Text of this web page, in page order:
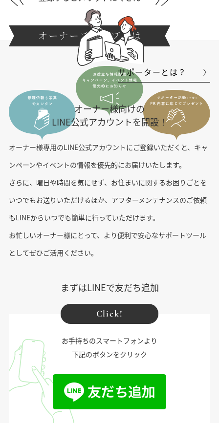
サポーターとは？
オーナー様向けの
LINE公式アカウントを開設！
オーナー様専用のLINE公式アカウントにご登録いただくと、キャ
ンペーンやイベントの情報を優先的にお届けいたします。
さらに、曜日や時間を気にせず、お住まいに関するお困りごとを
いつでもお送りいただけるほか、 アフターメンテナンスのご依頼
もLINEからいつでも簡単に行っていただけます。
お忙しいオーナー様にとって、より便利で安心なサポートツール
としてぜひご活用ください。
まずはLINEで友だち追加
Click!
お手持ちのスマートフォンより
下記のボタンをクリック